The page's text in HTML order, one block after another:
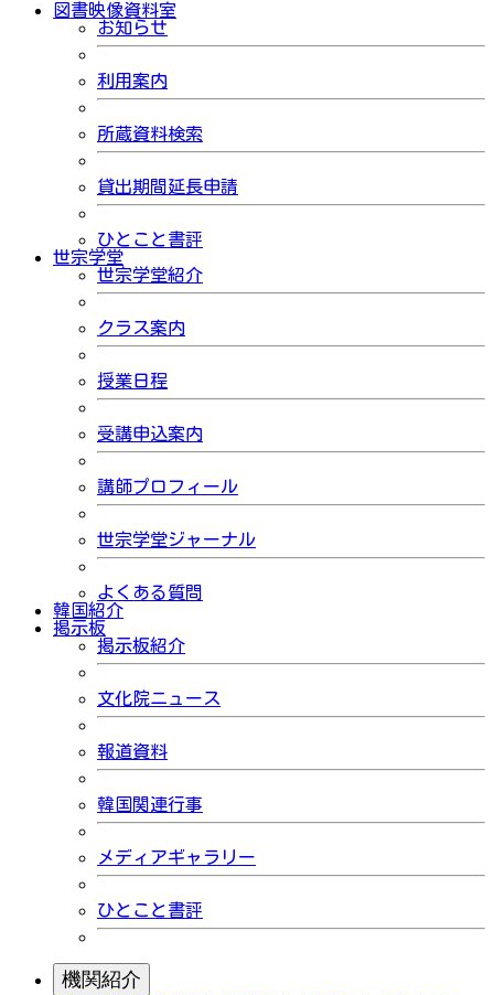
図書映像資料室
お知らせ
利用案内
所蔵資料検索
貸出期間延長申請
ひとこと書評
世宗学堂
世宗学堂紹介
クラス案内
授業日程
受講申込案内
講師プロフィール
世宗学堂ジャーナル
よくある質問
韓国紹介
掲示板
掲示板紹介
文化院ニュース
報道資料
韓国関連行事
メディアギャラリー
ひとこと書評
機関紹介